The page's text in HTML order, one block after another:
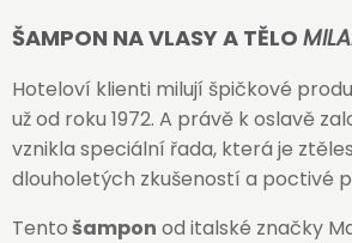
ŠAMPON NA VLASY A TĚLO
Hoteloví klienti milují špičkové
už od roku 1972. A právě k oslavě
vznikla speciální řada, která je
dlouholetých zkušeností a poctivé
Tentošampon od italské značky